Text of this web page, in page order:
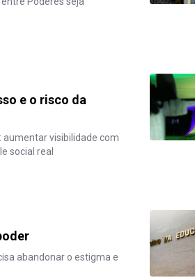
e o risco da
aumentar visibilidade com
social real
abandonar o estigma e